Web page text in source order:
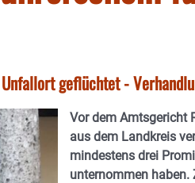
geflüchtet -
Vor dem Amtsgericht
aus dem Landkreis
mindestens drei
unternommen haben.